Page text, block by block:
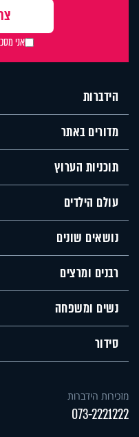
אני
הידברות
מדורים באתר
תוכניות הערוץ
עולם הילדים
נושאים שונים
רבנים ומרצים
נשים ומשפחה
סידור
מזכירות הידברות
073-2221222